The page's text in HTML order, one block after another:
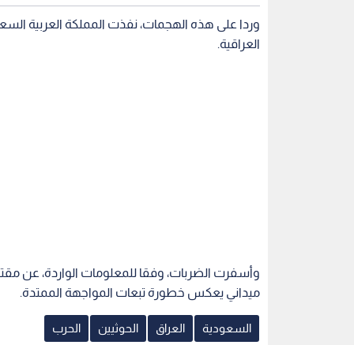
وردا على هذه الهجمات، نفذت المملكة العربية
العراقية.
ميداني يعكس خطورة تبعات المواجهة الممتدة.
السعودية العراق الحوثيين الحرب